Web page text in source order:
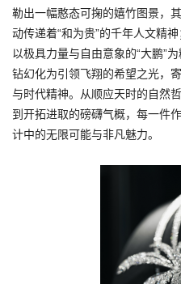
勒出一幅憨态可掬的嬉竹图景，
动传递着“和为贵”的千年人文精
以极具力量与自由意象的“大鹏”
钻幻化为引领飞翔的希望之光，
与时代精神。从顺应天时的自然
到开拓进取的磅礴气概，每一件
计中的无限可能与非凡魅力。